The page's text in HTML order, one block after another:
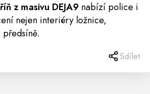
z masivu DEJA9 nabízí police i
nejen interiéry ložnice,
předsíně.
Sdílet